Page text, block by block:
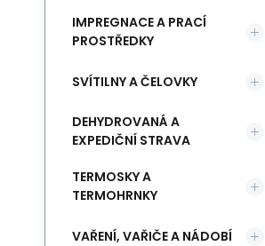
IMPREGNACE A PRACÍ
PROSTŘEDKY
SVÍTILNY A ČELOVKY
DEHYDROVANÁ A
EXPEDIČNÍ STRAVA
TERMOSKY A
TERMOHRNKY
VAŘENÍ, VAŘIČE A NÁDOBÍ